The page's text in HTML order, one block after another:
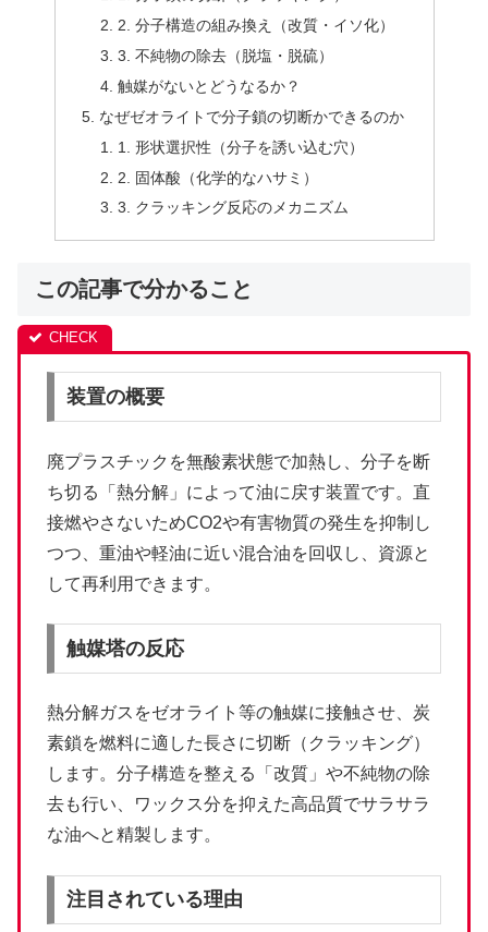
2. 分子構造の組み換え（改質・イソ化）
3. 不純物の除去（脱塩・脱硫）
触媒がないとどうなるか？
なぜゼオライトで分子鎖の切断かできるのか
1. 形状選択性（分子を誘い込む穴）
2. 固体酸（化学的なハサミ）
3. クラッキング反応のメカニズム
この記事で分かること
装置の概要
廃プラスチックを無酸素状態で加熱し、分子を断
ち切る「熱分解」によって油に戻す装置です。直
接燃やさないためCO2や有害物質の発生を抑制し
つつ、重油や軽油に近い混合油を回収し、資源と
して再利用できます。
触媒塔の反応
熱分解ガスをゼオライト等の触媒に接触させ、炭
素鎖を燃料に適した長さに切断（クラッキング）
します。分子構造を整える「改質」や不純物の除
去も行い、ワックス分を抑えた高品質でサラサラ
な油へと精製します。
注目されている理由